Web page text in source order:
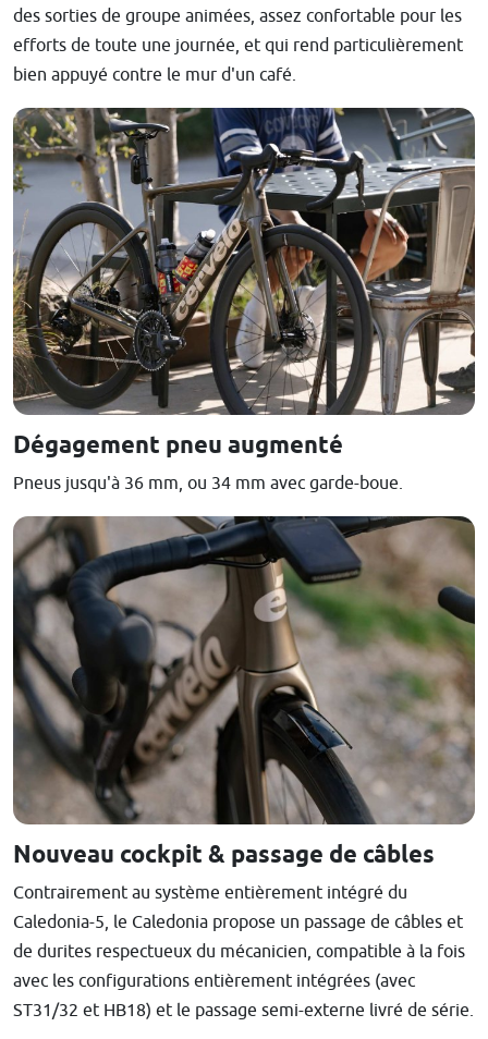
des sorties de groupe animées, assez confortable pour les
efforts de toute une journée, et qui rend particulièrement
bien appuyé contre le mur d'un café.
Dégagement pneu augmenté
Pneus jusqu'à 36 mm, ou 34 mm avec garde-boue.
Nouveau cockpit & passage de câbles
Contrairement au système entièrement intégré du
Caledonia-5, le Caledonia propose un passage de câbles et
de durites respectueux du mécanicien, compatible à la fois
avec les configurations entièrement intégrées (avec
ST31/32 et HB18) et le passage semi-externe livré de série.